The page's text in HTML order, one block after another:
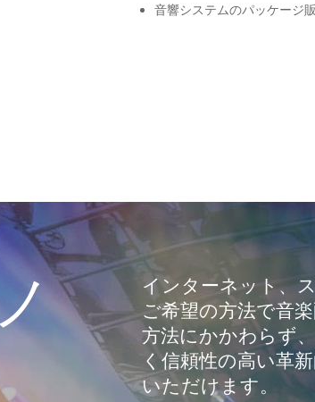
音響システムのパッケージ
インターネット、
ご希望の方法で音
方法にかかわらず
く信頼性の高い革
いただけます。